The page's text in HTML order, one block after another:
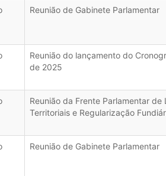
Reunião de Gabinete Parlamentar
Reunião do lançamento do
de 2025
Reunião da Frente Parlamentar de
Territoriais e Regularização
Reunião de Gabinete Parlamentar